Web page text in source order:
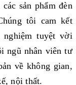
sản phẩm đèn
tôi cam kết
nghiệm tuyệt vời
ngũ nhân viên tư
về không gian,
nội thất.